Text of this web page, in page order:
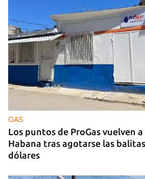
GAS
Los puntos de ProGas vuelven
Habana tras agotarse las
dólares